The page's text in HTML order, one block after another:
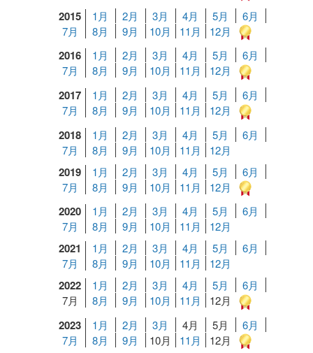
2015 1月 2月 3月 4月 5月
6月
7月
8月 9月 10月 11月 12月
2016 1月 2月 3月 4月 5月
6月
7月
8月 9月 10月 11月 12月
2017 1月 2月 3月 4月 5月
6月
7月
8月 9月 10月 11月 12月
2018 1月 2月 3月 4月 5月
6月
7月
8月 9月 10月 11月 12月
2019 1月 2月 3月 4月 5月
6月
7月
8月 9月 10月 11月 12月
2020 1月 2月 3月 4月 5月
6月
7月
8月 9月 10月 11月 12月
2021 1月 2月 3月 4月 5月
6月
7月
8月 9月 10月 11月 12月
2022 1月 2月 3月 4月 5月
6月
7月
8月 9月 10月 11月 12月
2023 1月 2月 3月 4月 5月
6月
7月
8月 9月 10月 11月 12月